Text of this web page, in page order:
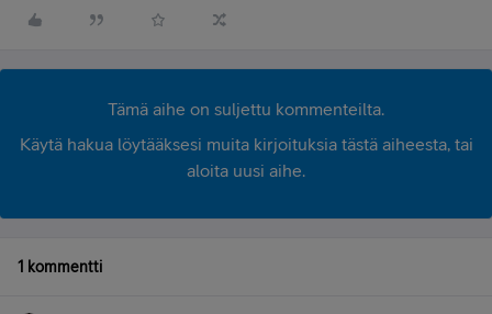
Tämä aihe on suljettu kommenteilta.
Käytä hakua löytääksesi muita kirjoituksia tästä aiheesta, tai
aloita uusi aihe.
1 kommentti